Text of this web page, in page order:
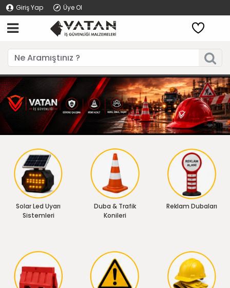
Giriş Yap Üye Ol
Solar Led Uyarı
Sistemleri
Duba & Trafik
Konileri
Reklam Dubaları